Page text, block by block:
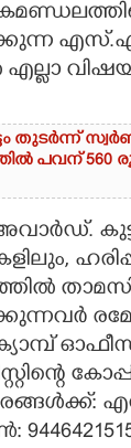
എല്ലാ
തുടർന്ന്
പവന് 560